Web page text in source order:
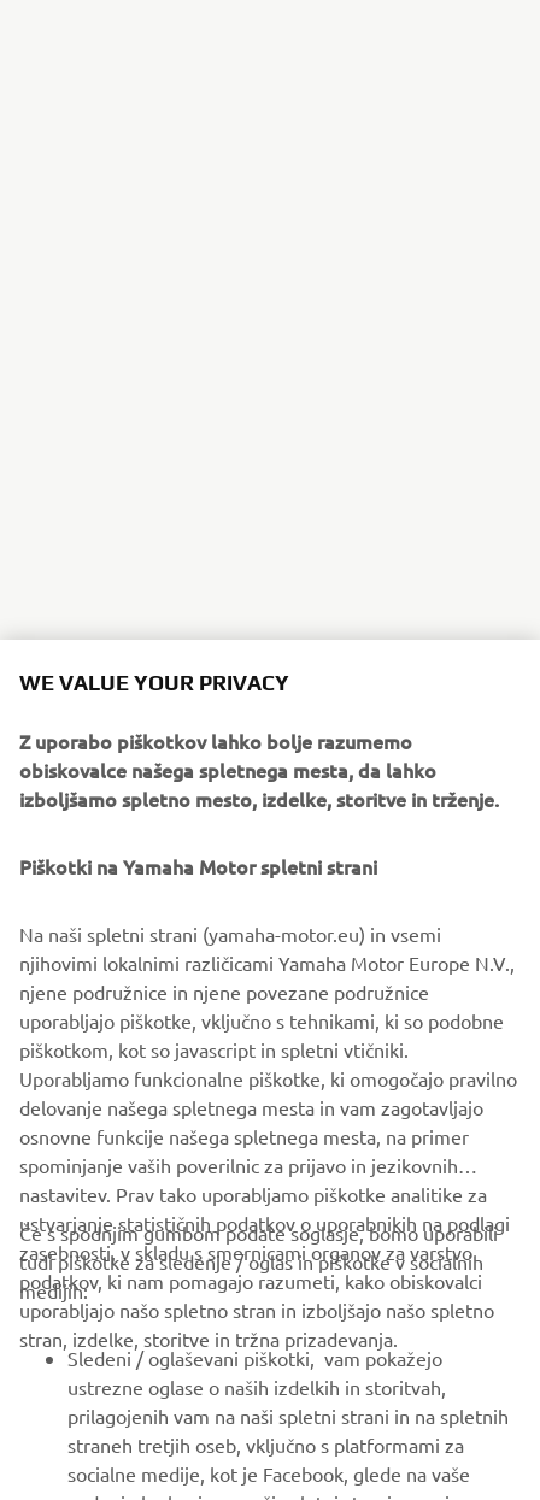
obiskovalce našega spletnega mesta, da lahko
izboljšamo spletno mesto, izdelke, storitve in trženje.
njihovimi lokalnimi različicami Yamaha Motor Europe N.V.,
njene podružnice in njene povezane podružnice
uporabljajo piškotke, vključno s tehnikami, ki so podobne
piškotkom, kot so javascript in spletni vtičniki.
Uporabljamo funkcionalne piškotke, ki omogočajo pravilno
delovanje našega spletnega mesta in vam zagotavljajo
osnovne funkcije našega spletnega mesta, na primer
spominjanje vaših poverilnic za prijavo in jezikovnih
nastavitev. Prav tako uporabljamo piškotke analitike za
ustvarjanje statističnih podatkov o uporabnikih na podlagi
zasebnosti, v skladu s smernicami organov za varstvo
podatkov, ki nam pomagajo razumeti, kako obiskovalci
uporabljajo našo spletno stran in izboljšajo našo spletno
stran, izdelke, storitve in tržna prizadevanja.
Če s spodnjim gumbom podate soglasje, bomo uporabili
tudi piškotke za sledenje / oglas in piškotke v socialnih
medijih:
Sledeni / oglaševani piškotki, vam pokažejo
ustrezne oglase o naših izdelkih in storitvah,
prilagojenih vam na naši spletni strani in na spletnih
straneh tretjih oseb, vključno s platformami za
socialne medije, kot je Facebook, glede na vaše
vedenje brskanja na naši spletni strani, na primer